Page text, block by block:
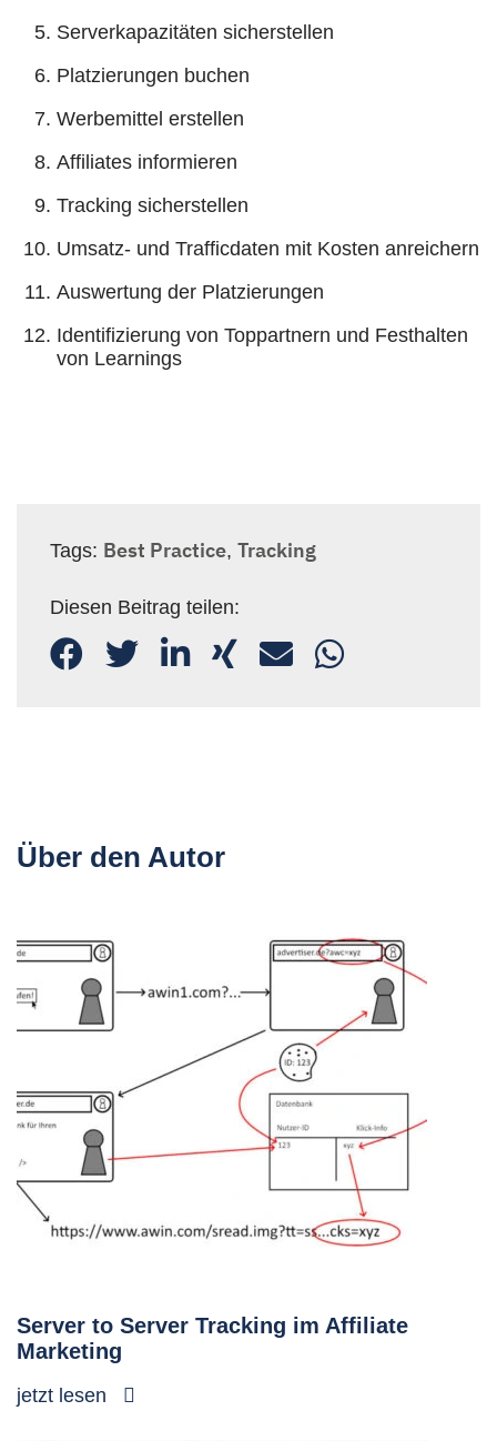
Serverkapazitäten sicherstellen
Platzierungen buchen
Werbemittel erstellen
Affiliates informieren
Tracking sicherstellen
Umsatz- und Trafficdaten mit Kosten anreichern
Auswertung der Platzierungen
Identifizierung von Toppartnern und Festhalten
von Learnings
Tags: Best Practice, Tracking
Diesen Beitrag teilen:
Über den Autor
Server to Server Tracking im Affiliate
Marketing
jetzt lesen